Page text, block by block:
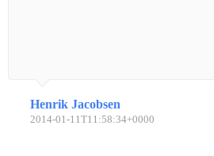
Henrik Jacobsen
2014-01-11T11:58:34+0000